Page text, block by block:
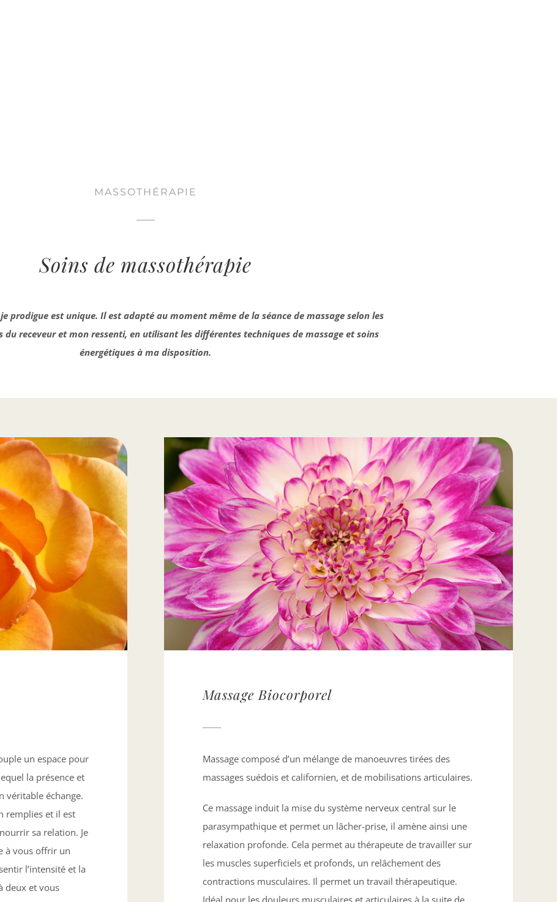
MASSOTHÉRAPIE
Soins de massothérapie
prodigue est unique. Il est adapté au moment même de la séance de massage selon les
du receveur et mon ressenti, en utilisant les différentes techniques de massage et soins
énergétiques à ma disposition.
un espace pour
la présence et
véritable échange.
remplies et il est
sa relation. Je
à vous offrir un
l’intensité et la
deux et vous
Massage Biocorporel
Massage composé d’un mélange de manoeuvres tirées des
massages suédois et californien, et de mobilisations articulaires.
Ce massage induit la mise du système nerveux central sur le
parasympathique et permet un lâcher-prise, il amène ainsi une
relaxation profonde. Cela permet au thérapeute de travailler sur
les muscles superficiels et profonds, un relâchement des
contractions musculaires. Il permet un travail thérapeutique.